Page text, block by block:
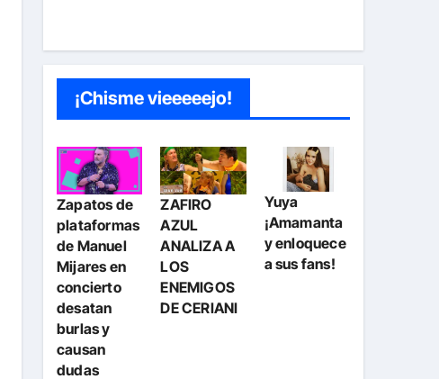
¡Chisme vieeeeejo!
Zapatos de
plataformas
de Manuel
Mijares en
concierto
desatan
burlas y
causan
dudas
ZAFIRO
AZUL
ANALIZA A
LOS
ENEMIGOS
DE CERIANI
Yuya
¡Amamanta
y enloquece
a sus fans!